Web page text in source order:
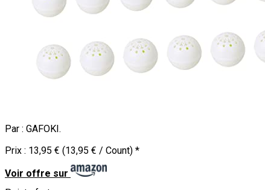
Par : GAFOKI.
Prix : 13,95 € (13,95 € / Count) *
Voir offre sur